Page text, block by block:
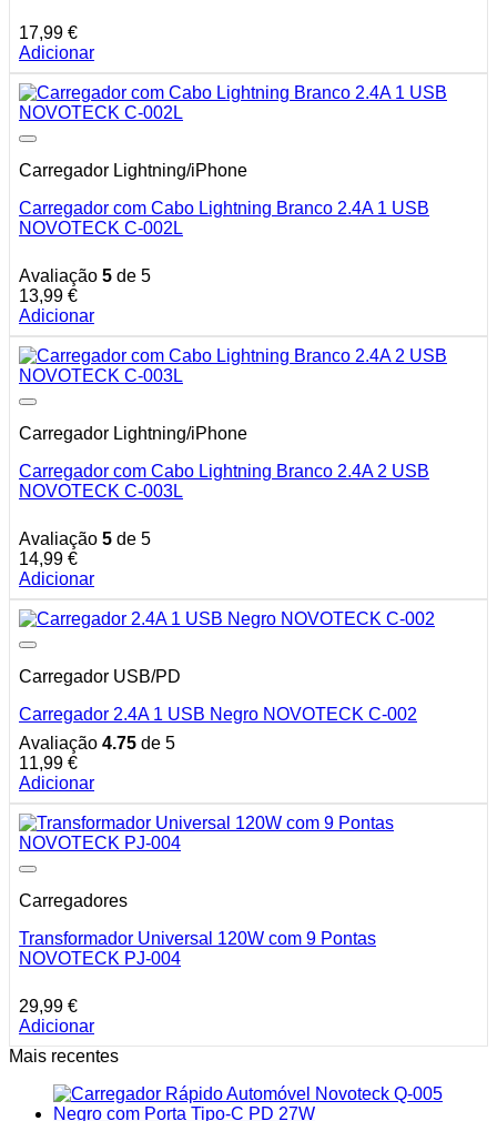
17,99 €
Adicionar
Carregador Lightning/iPhone
Carregador com Cabo Lightning Branco 2.4A 1 USB
NOVOTECK C-002L
Avaliação 5 de 5
13,99 €
Adicionar
Carregador Lightning/iPhone
Carregador com Cabo Lightning Branco 2.4A 2 USB
NOVOTECK C-003L
Avaliação 5 de 5
14,99 €
Adicionar
Carregador USB/PD
Carregador 2.4A 1 USB Negro NOVOTECK C-002
Avaliação 4.75 de 5
11,99 €
Adicionar
Carregadores
Transformador Universal 120W com 9 Pontas
NOVOTECK PJ-004
29,99 €
Adicionar
Mais recentes